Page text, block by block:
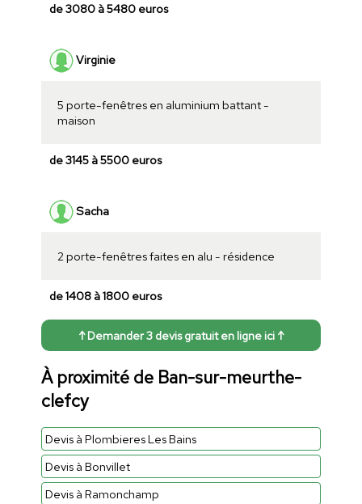
de 3080 à 5480 euros
Virginie
5 porte-fenêtres en aluminium battant -
maison
de 3145 à 5500 euros
Sacha
2 porte-fenêtres faites en alu - résidence
de 1408 à 1800 euros
↑ Demander 3 devis gratuit en ligne ici ↑
À proximité de Ban-sur-meurthe-
clefcy
Devis à Plombieres Les Bains
Devis à Bonvillet
Devis à Ramonchamp